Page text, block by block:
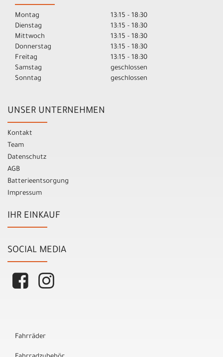
Montag
13:15 - 18:30
Dienstag
13:15 - 18:30
Mittwoch
13:15 - 18:30
Donnerstag
13:15 - 18:30
Freitag
13:15 - 18:30
Samstag
geschlossen
Sonntag
geschlossen
UNSER UNTERNEHMEN
Kontakt
Team
Datenschutz
AGB
Batterieentsorgung
Impressum
IHR EINKAUF
SOCIAL MEDIA
Fahrräder